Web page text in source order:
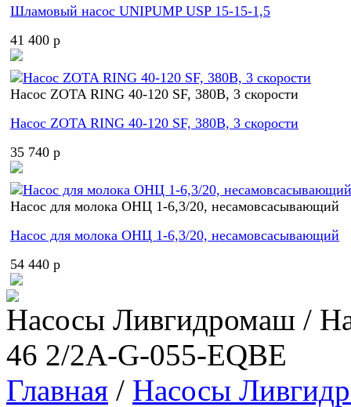
Шламовый насос UNIPUMP USP 15-15-1,5
41 400 p
Насос ZOTA RING 40-120 SF, 380В, 3 скорости
Насос ZOTA RING 40-120 SF, 380В, 3 скорости
35 740 p
Насос для молока ОНЦ 1-6,3/20, несамовсасывающий
Насос для молока ОНЦ 1-6,3/20, несамовсасывающий
54 440 p
Насосы Ливгидромаш /
46 2/2A-G-055-EQBE
Главная / Насосы